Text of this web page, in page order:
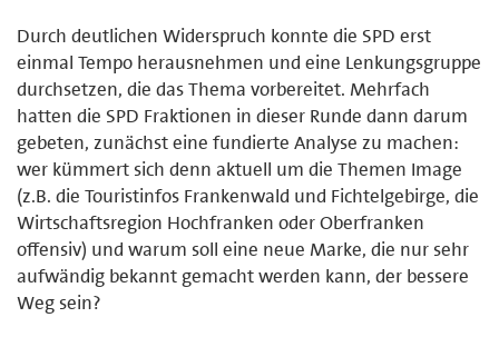
Durch deutlichen Widerspruch konnte die SPD erst
einmal Tempo herausnehmen und eine Lenkungsgruppe
durchsetzen, die das Thema vorbereitet. Mehrfach
hatten die SPD Fraktionen in dieser Runde dann darum
gebeten, zunächst eine fundierte Analyse zu machen:
wer kümmert sich denn aktuell um die Themen Image
(z.B. die Touristinfos Frankenwald und Fichtelgebirge, die
Wirtschaftsregion Hochfranken oder Oberfranken
offensiv) und warum soll eine neue Marke, die nur sehr
aufwändig bekannt gemacht werden kann, der bessere
Weg sein?